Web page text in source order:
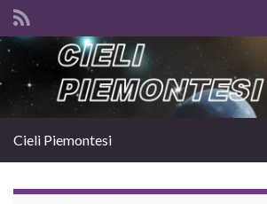
Search for:
Cieli Piemontesi